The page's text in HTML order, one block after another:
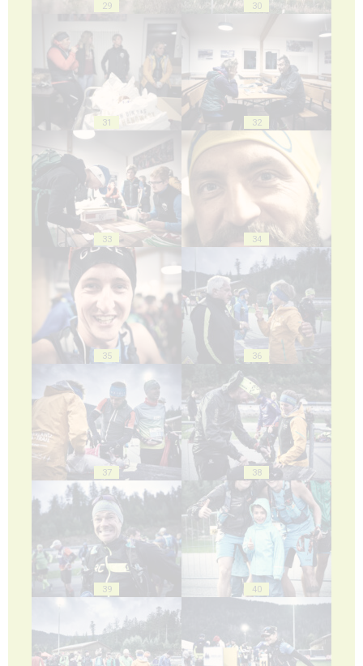
29 30
31 32
33 34
35 36
37 38
39 40